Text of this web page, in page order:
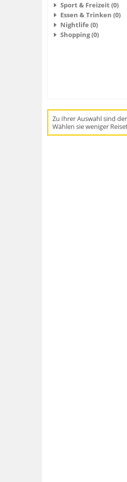
Sport & Freizeit (0)
Essen & Trinken (0)
Nightlife (0)
Shopping (0)
Zu Ihrer Auswahl sind
Wählen sie weniger